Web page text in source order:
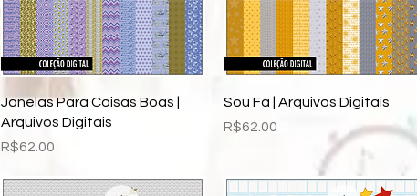
Quick View
Janelas Para Coisas Boas |
Arquivos Digitais
Price
R$62.00
Quick View
Sou Fã | Arquivos Digitais
Price
R$62.00